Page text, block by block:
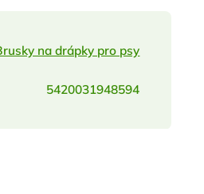
na drápky pro psy
5420031948594